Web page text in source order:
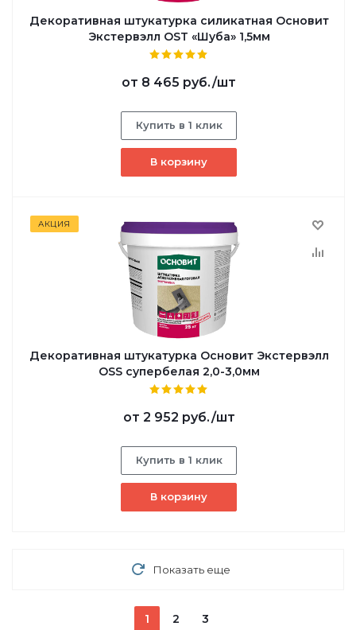
Декоративная штукатурка силикатная Основит
Экстервэлл OST «Шуба» 1,5мм
от 8 465 руб./шт
Купить в 1 клик
В корзину
АКЦИЯ
Декоративная штукатурка Основит Экстервэлл
OSS супербелая 2,0-3,0мм
от 2 952 руб./шт
Купить в 1 клик
В корзину
Показать еще
1 2 3